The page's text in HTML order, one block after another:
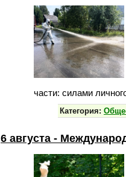
части: силами
Категория:
6 августа -